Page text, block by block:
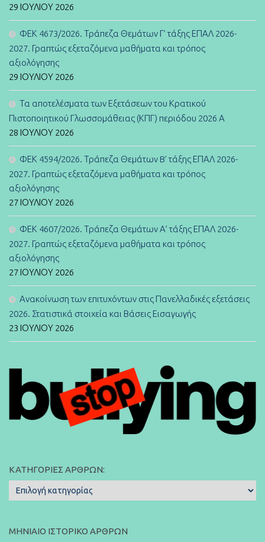
29 ΙΟΥΛΊΟΥ 2026
ΦΕΚ 4673/2026. Τράπεζα Θεμάτων Γ’ τάξης ΕΠΑΛ 2026-
2027. Γραπτώς εξεταζόμενα μαθήματα και τρόπος
αξιολόγησης
29 ΙΟΥΛΊΟΥ 2026
Τα αποτελέσματα των Εξετάσεων του Κρατικού
Πιστοποιητικού Γλωσσομάθειας (ΚΠΓ) περιόδου 2026 Α
28 ΙΟΥΛΊΟΥ 2026
ΦΕΚ 4594/2026. Τράπεζα Θεμάτων B’ τάξης ΕΠΑΛ 2026-
2027. Γραπτώς εξεταζόμενα μαθήματα και τρόπος
αξιολόγησης
27 ΙΟΥΛΊΟΥ 2026
ΦΕΚ 4607/2026. Τράπεζα Θεμάτων Α’ τάξης ΕΠΑΛ 2026-
2027. Γραπτώς εξεταζόμενα μαθήματα και τρόπος
αξιολόγησης
27 ΙΟΥΛΊΟΥ 2026
Ανακοίνωση των επιτυχόντων στις Πανελλαδικές εξετάσεις
2026. Στατιστικά στοιχεία και Βάσεις Εισαγωγής
23 ΙΟΥΛΊΟΥ 2026
ΚΑΤΗΓΟΡΊΕΣ ΆΡΘΡΩΝ:
Κατηγορίες
Άρθρων:
ΜΗΝΙΑΊΟ ΙΣΤΟΡΙΚΌ ΆΡΘΡΩΝ